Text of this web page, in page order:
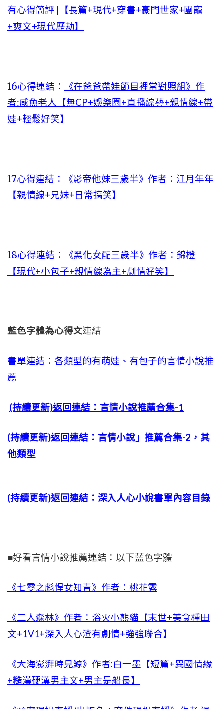
有心得簡評 |【長篇+現代+穿書+豪門世家+團寵
+爽文+現代歷劫】
16心得連結：
《在爸爸帶娃節目裡當對照組》作
者:咸魚老人【無CP+娛樂圈+直播綜藝+親情線+帶
娃+輕鬆好笑】
17心得連結：
《影帝他妹三歲半》作者：江月年年
【親情線+兄妹+日常搞笑】
18心得連結：
《黑化女配三歲半》作者：錦橙
【現代+小包子+親情線為主+劇情好笑】
藍色字體為心得文連結
書單連結：各類型的有萌娃、有包子的言情小說推
薦
(持續更新)返回連結：言情小說推薦合集-1
(持續更新)返回連結：言情小說」推薦合集-2，其
他類型
(持續更新)返回連結：深入人心小說書單內容目錄
■好看言情小說推薦連結：以下藍色字體
《七零之彪悍女知青》作者：桃花露
《二人森林》作者：浴火小熊貓【末世+美食種田
文+1V1+深入人心渣有劇情+強強聯合】
《大海澎湃時見鯨》作者:白一墨【短篇+異國情緣
+糙漢硬漢男主文+男主是船長】